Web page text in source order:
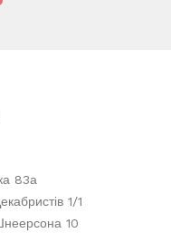
83а
1/1
10